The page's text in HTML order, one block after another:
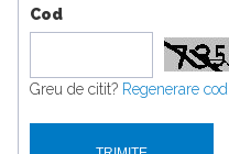
Cod
Greu de citit? Regenerare cod